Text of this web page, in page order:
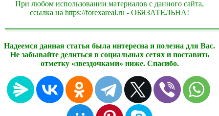
При любом использовании материалов с данного сайта,
ссылка на https://forexareal.ru - ОБЯЗАТЕЛЬНА!
Надеемся данная статья была интересна и полезна для Вас.
Не забывайте делиться в социальных сетях и поставить
отметку «звездочками» ниже. Спасибо.